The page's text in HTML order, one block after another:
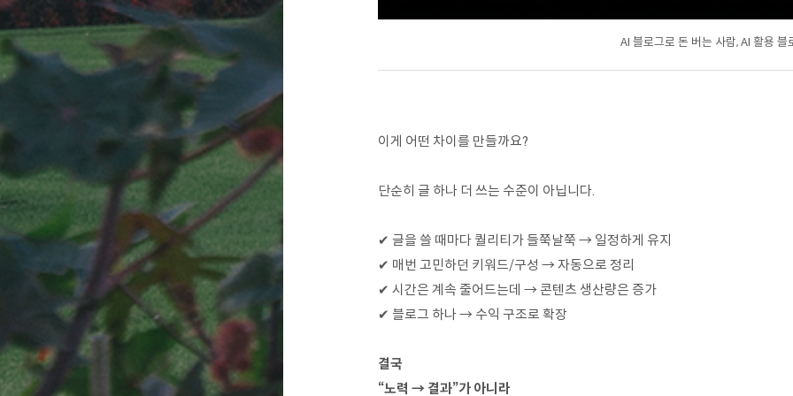
AI 블로그로 돈 버는 사람, AI 활용 블
이게 어떤 차이를 만들까요?
단순히 글 하나 더 쓰는 수준이 아닙니다.
✔ 글을 쓸 때마다 퀄리티가 들쭉날쭉 → 일정하게 유지
✔ 매번 고민하던 키워드/구성 → 자동으로 정리
✔ 시간은 계속 줄어드는데 → 콘텐츠 생산량은 증가
✔ 블로그 하나 → 수익 구조로 확장
결국
“노력 → 결과”가 아니라